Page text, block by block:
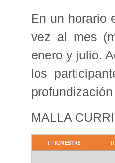
En un horario
vez al mes
enero y julio.
los
MALLA